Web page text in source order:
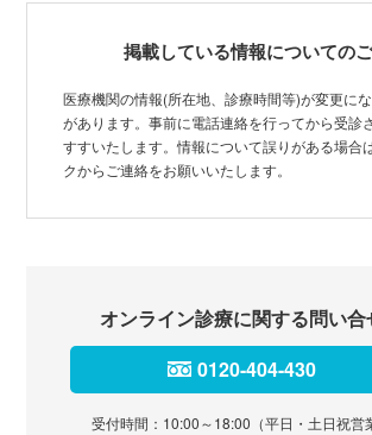
掲載している情報についての
医療機関の情報(所在地、診療時間等)が変更に
があります。事前に電話連絡を行ってから受診
すすいたします。情報について誤りがある場合
クからご連絡をお願いいたします。
オンライン診療に関する問い合
0120-404-430
受付時間：10:00～18:00（平日・土日祝営